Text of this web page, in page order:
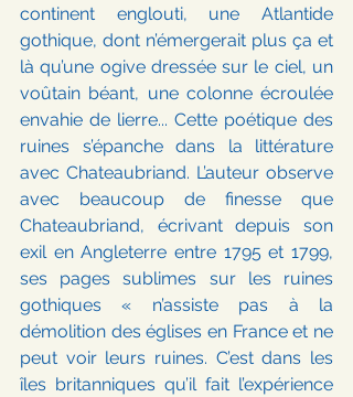
continent englouti, une Atlantide
gothique, dont n’émergerait plus ça et
là qu’une ogive dressée sur le ciel, un
voûtain béant, une colonne écroulée
envahie de lierre... Cette poétique des
ruines s’épanche dans la littérature
avec Chateaubriand. L’auteur observe
avec beaucoup de finesse que
Chateaubriand, écrivant depuis son
exil en Angleterre entre 1795 et 1799,
ses pages sublimes sur les ruines
gothiques « n’assiste pas à la
démolition des églises en France et ne
peut voir leurs ruines. C’est dans les
îles britanniques qu’il fait l’expérience